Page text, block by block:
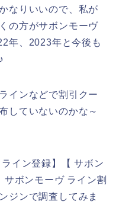
なりいいので、私が
の方がサボンモーヴ
年、2023年と今後も
インなどで割引クー
していないのかな～
イン登録】【 サボン
ボンモーヴ ライン割
ジンで調査してみま